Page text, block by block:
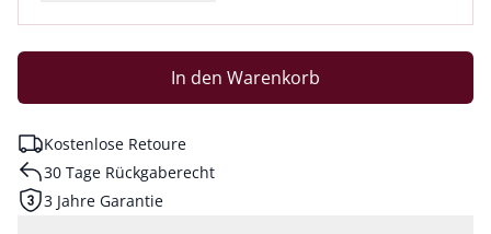
In den Warenkorb
Kostenlose Retoure
30 Tage Rückgaberecht
3 Jahre Garantie